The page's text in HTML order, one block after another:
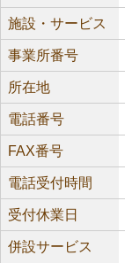
施設・サービス
事業所番号
所在地
電話番号
FAX番号
電話受付時間
受付休業日
併設サービス